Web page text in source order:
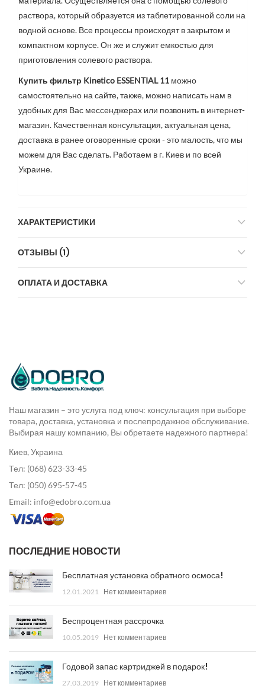
раствора, который образуется из таблетированной соли на
водной основе. Все процессы происходят в закрытом и
компактном корпусе. Он же и служит емкостью для
приготовления солевого раствора.
Купить фильтр Kinetico ESSENTIAL 11 можно
самостоятельно на сайте, также, можно написать нам в
удобных для Вас мессенджерах или позвонить в интернет-
магазин. Качественная консультация, актуальная цена,
доставка в ранее оговоренные сроки - это малость, что мы
можем для Вас сделать. Работаем в г. Киев и по всей
Украине.
ХАРАКТЕРИСТИКИ
ОТЗЫВЫ (1)
ОПЛАТА И ДОСТАВКА
Наш магазин – это услуга под ключ: консультация при выборе
товара, доставка, установка и послепродажное обслуживание.
Выбирая нашу компанию, Вы обретаете надежного партнера!
Киев, Украина
Тел: (068) 623-33-45
Тел: (050) 695-57-45
Email: info@edobro.com.ua
ПОСЛЕДНИЕ НОВОСТИ
Бесплатная установка обратного осмоса!
12.01.2021 Нет комментариев
Беспроцентная рассрочка
10.05.2019 Нет комментариев
Годовой запас картриджей в подарок!
27.03.2019 Нет комментариев